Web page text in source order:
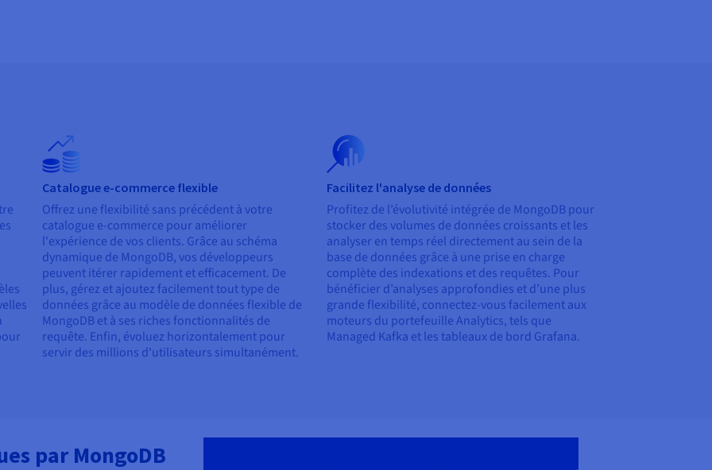
Catalogue e-commerce flexible
Offrez une flexibilité sans précédent à votre
catalogue e-commerce pour améliorer
l'expérience de vos clients. Grâce au schéma
dynamique de MongoDB, vos développeurs
peuvent itérer rapidement et efficacement. De
plus, gérez et ajoutez facilement tout type de
données grâce au modèle de données flexible de
MongoDB et à ses riches fonctionnalités de
requête. Enfin, évoluez horizontalement pour
servir des millions d'utilisateurs simultanément.
Facilitez l'analyse de données
Profitez de l’évolutivité intégrée de MongoDB pour
stocker des volumes de données croissants et les
analyser en temps réel directement au sein de la
base de données grâce à une prise en charge
complète des indexations et des requêtes. Pour
bénéficier d’analyses approfondies et d’une plus
grande flexibilité, connectez-vous facilement aux
moteurs du portefeuille Analytics, tels que
Managed Kafka et les tableaux de bord Grafana.
par MongoDB